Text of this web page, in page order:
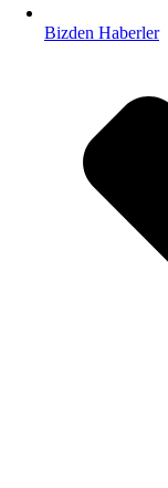
Bizden Haberler